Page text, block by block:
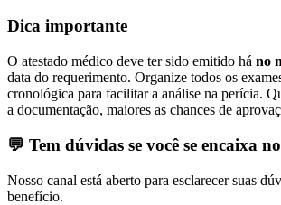
Dica importante
O atestado médico deve ter sido emitido há no
data do requerimento. Organize todos os
cronológica para facilitar a análise na perícia.
a documentação, maiores as chances de
💬 Tem dúvidas se você se encaixa
Nosso canal está aberto para esclarecer suas
benefício.